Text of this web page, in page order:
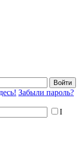
Войти
Забыли пароль?
I